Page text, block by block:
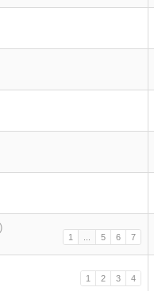
1 5 6 7
1 2 3 4